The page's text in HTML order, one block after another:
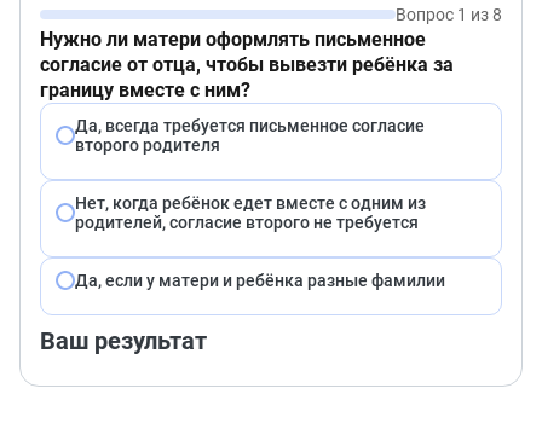
Вопрос 1 из 8
Нужно ли матери оформлять письменное
согласие от отца, чтобы вывезти ребёнка за
границу вместе с ним?
Да, всегда требуется письменное согласие
второго родителя
Нет, когда ребёнок едет вместе с одним из
родителей, согласие второго не требуется
Да, если у матери и ребёнка разные фамилии
Ваш результат